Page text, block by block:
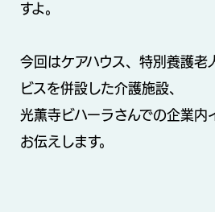
すよ。
今回はケアハウス、特別養護老
ビスを併設した介護施設、
光薫寺ビハーラさんでの企業内
お伝えします。